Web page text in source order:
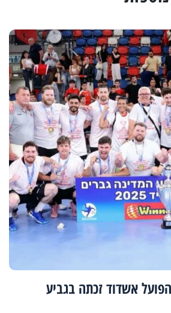
אשדוד זכתה בגביע